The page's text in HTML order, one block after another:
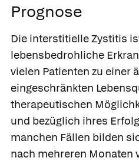
Prognose
Die interstitielle Zystitis
lebensbedrohliche
vielen Patienten zu einer
eingeschränkten
therapeutischen
und bezüglich ihres
manchen Fällen bilden
nach mehreren Monaten